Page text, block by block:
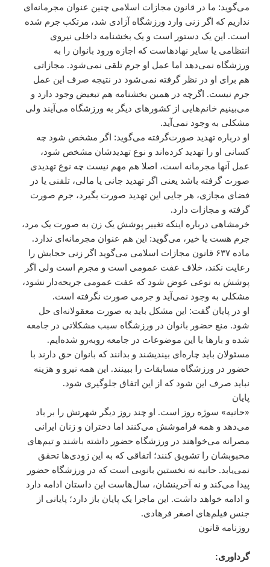
می‌گوید: ما در قانون مجازات اسلامی‌ چنین عنوان مجرمانه‌ای
نداریم که اگر زنی وارد ورزشگاه آزادی شد، مرتکب جرم شده
است. این یک دستور است و یک بخشنامه داخلی نیروی
انتظامی‌ یا سایر نهادهاست که اجازه ورود بانوان را به
ورزشگاه نمی‌دهد اما عمل او جرم تلقی نمی‌شود. مجازاتی
هم برای او در نظر گرفته نمی‌شود در نتیجه صرف این عمل
جرم نیست. اگرچه در همین بخشنامه هم تبعیض وجود دارد و
می‌بینیم خانم‌هایی از کشورهای دیگر به ورزشگاه می‌آیند ولی
مشکلی به وجود نمی‌آید.
او درباره تهدید صورت‌گرفته می‌گوید: اگر مشخص شود چه
کسانی او را تهدید کرده‌اند و نوع تهدیدشان مشخص شود،
عمل آنها مجرمانه است، اصلا هم مهم نیست چه نوع تهدیدی
صورت گرفته باشد یعنی اگر تهدید جانی یا مالی، تلفنی یا در
فضای مجازی، هر جایی این تهدید صورت بگیرد، جرم صورت
گرفته و مجازات دارد.
خرمشاهی درباره اینکه تغییر پوشش یک زن به صورت یک مرد،
جرم هست یا خیر، می‌گوید: این هم عنوان مجرمانه‌ای ندارد.
ماده ۶۳۷ قانون مجازات اسلامی‌ می‌گوید اگر زنی حجابش را
رعایت نکند، خلاف عفت عمومی‌ است و مجرم است ولی اگر
پوشش به نوعی عوض شود که عفت عمومی‌ جریحه‌دار نشود،
مشکلی به وجود نمی‌آید و جرمی‌ صورت نگرفته است.
او در پایان گفت: این مشکل باید به صورت معقولانه‌ای حل
شود. منع حضور بانوان در ورزشگاه سبب مشکلاتی در جامعه
شده و بارها با این موضوعات در جامعه روبه‌رو شده‌ایم.
مسئولان باید چاره‌ای بیندیشند و بدانند که بانوان حق دارند با
حضور در ورزشگاه مسابقات را ببینند. این همه نیرو و هزینه
نباید صرف این شود که از این اتفاق جلوگیری شود.
پایان
«حانیه» سوژه روز است. او چند روز دیگر شهرتش را بر باد
می‌دهد و همه فراموشش می‌کنند اما دختران و زنان ایرانی
مصرانه می‌خواهند در ورزشگاه حضور داشته باشند و تیم‌های
محبوبشان را تشویق کنند؛ اتفاقی که به این زودی‌ها تحقق
نمی‌یابد. حانیه نه نخستین بانویی است که در ورزشگاه حضور
پیدا می‌کند و نه آخرینشان، سال‌هاست این داستان ادامه دارد
و ادامه خواهد داشت. این ماجرا یک پایان باز دارد؛ پایانی از
جنس فیلم‌های اصغر فرهادی.
روزنامه قانون
گرداوری: